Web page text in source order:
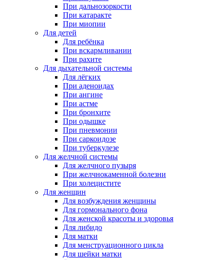
При дальнозоркости
При катаракте
При миопии
Для детей
Для ребёнка
При вскармливании
При рахите
Для дыхательной системы
Для лёгких
При аденоидах
При ангине
При астме
При бронхите
При одышке
При пневмонии
При саркоидозе
При туберкулезе
Для желчной системы
Для желчного пузыря
При желчнокаменной болезни
При холецистите
Для женщин
Для возбуждения женщины
Для гормонального фона
Для женской красоты и здоровья
Для либидо
Для матки
Для менструационного цикла
Для шейки матки